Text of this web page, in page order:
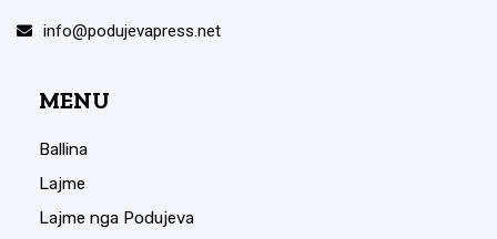
info@podujevapress.net
MENU
Ballina
Lajme
Lajme nga Podujeva